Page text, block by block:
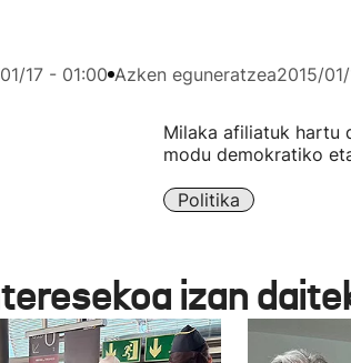
17 - 01:00 Azken eguneratzea2015/
Milaka afiliatuk hartu
modu demokratiko
Politika
izan